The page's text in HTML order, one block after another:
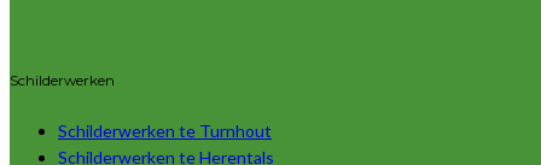
Schilderwerken
Schilderwerken te Turnhout
Schilderwerken te Herentals